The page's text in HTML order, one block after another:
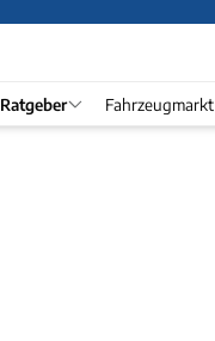
Ratgeber Fahrzeugmarkt